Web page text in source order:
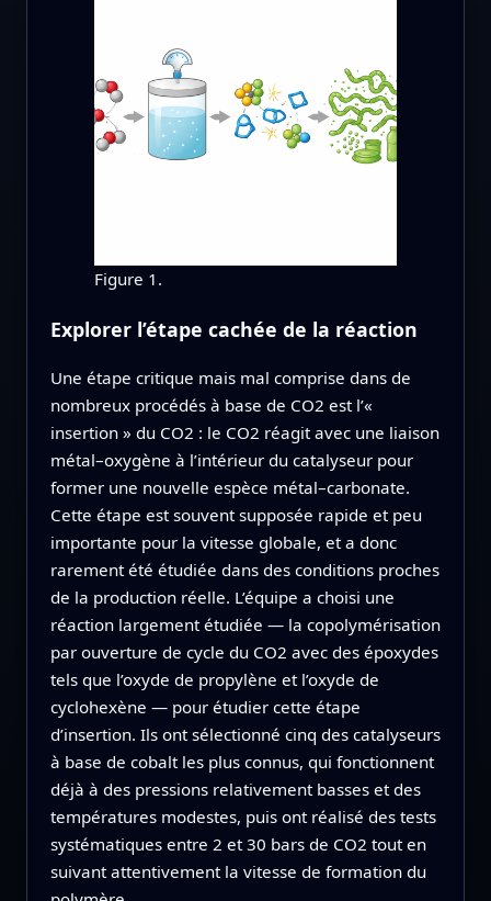
Figure 1.
Explorer l’étape cachée de la réaction
Une étape critique mais mal comprise dans de
nombreux procédés à base de CO2 est l’«
insertion » du CO2 : le CO2 réagit avec une liaison
métal–oxygène à l’intérieur du catalyseur pour
former une nouvelle espèce métal–carbonate.
Cette étape est souvent supposée rapide et peu
importante pour la vitesse globale, et a donc
rarement été étudiée dans des conditions proches
de la production réelle. L’équipe a choisi une
réaction largement étudiée — la copolymérisation
par ouverture de cycle du CO2 avec des époxydes
tels que l’oxyde de propylène et l’oxyde de
cyclohexène — pour étudier cette étape
d’insertion. Ils ont sélectionné cinq des catalyseurs
à base de cobalt les plus connus, qui fonctionnent
déjà à des pressions relativement basses et des
températures modestes, puis ont réalisé des tests
systématiques entre 2 et 30 bars de CO2 tout en
suivant attentivement la vitesse de formation du